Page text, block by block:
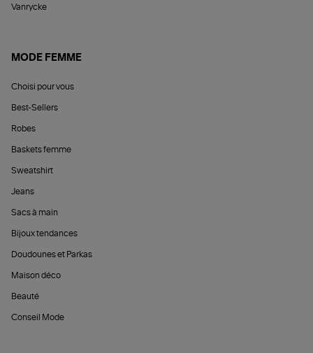
Vanrycke
MODE FEMME
Choisi pour vous
Best-Sellers
Robes
Baskets femme
Sweatshirt
Jeans
Sacs à main
Bijoux tendances
Doudounes et Parkas
Maison déco
Beauté
Conseil Mode